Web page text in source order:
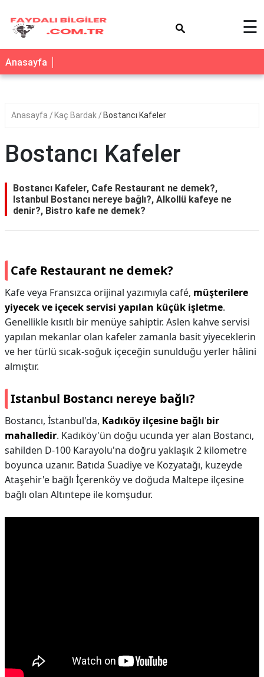
☰
Anasayfa
Anasayfa Kaç Bardak Bostancı Kafeler
Bostancı Kafeler
Bostancı Kafeler, Cafe Restaurant ne demek?,
Istanbul Bostancı nereye bağlı?, Alkollü kafeye ne
denir?, Bistro kafe ne demek?
Cafe Restaurant ne demek?
Kafe veya Fransızca orijinal yazımıyla café, müşterilere
yiyecek ve içecek servisi yapılan küçük işletme.
Genellikle kısıtlı bir menüye sahiptir. Aslen kahve servisi
yapılan mekanlar olan kafeler zamanla basit yiyeceklerin
ve her türlü sıcak-soğuk içeceğin sunulduğu yerler hâlini
almıştır.
Istanbul Bostancı nereye bağlı?
Bostancı, İstanbul'da, Kadıköy ilçesine bağlı bir
mahalledir. Kadıköy'ün doğu ucunda yer alan Bostancı,
sahilden D-100 Karayolu'na doğru yaklaşık 2 kilometre
boyunca uzanır. Batıda Suadiye ve Kozyatağı, kuzeyde
Ataşehir'e bağlı İçerenköy ve doğuda Maltepe ilçesine
bağlı olan Altıntepe ile komşudur.